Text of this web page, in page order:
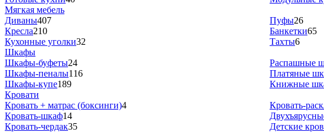
Мягкая мебель
Диваны407
Кресла210
Кухонные уголки32
Пуфы26
Банкетки65
Тахты6
Шкафы
Шкафы-буфеты24
Шкафы-пеналы116
Шкафы-купе189
Распашные
Платяные
Книжные
Кровати
Кровать + матрас (боксинги)4
Кровать-шкаф14
Кровать-чердак35
Кровать-
Детские